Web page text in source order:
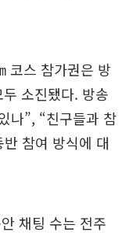
코스 참가권은 방
소진됐다. 방송
나”, “친구들과 참
참여 방식에 대
채팅 수는 전주